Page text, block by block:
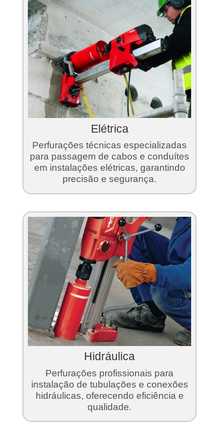
Elétrica
Perfurações técnicas especializadas
para passagem de cabos e conduítes
em instalações elétricas, garantindo
precisão e segurança.
Hidráulica
Perfurações profissionais para
instalação de tubulações e conexões
hidráulicas, oferecendo eficiência e
qualidade.